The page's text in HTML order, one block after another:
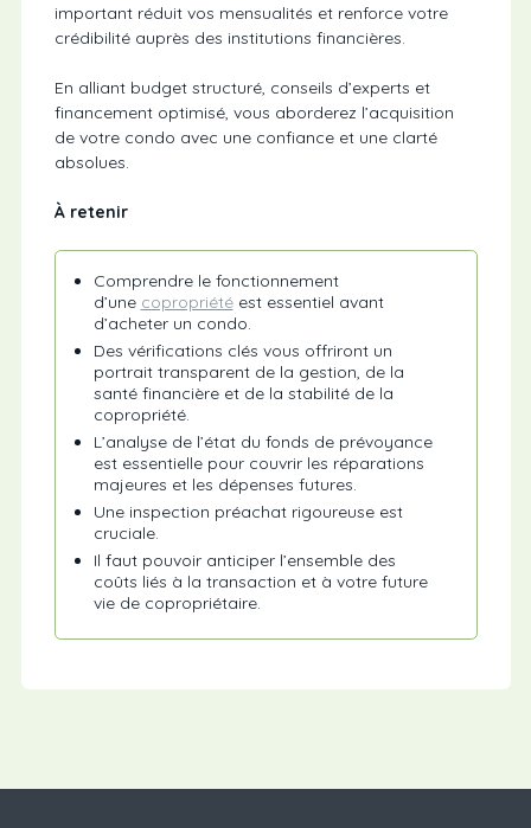
important réduit vos mensualités et renforce votre
crédibilité auprès des institutions financières.
En alliant budget structuré, conseils d’experts et
financement optimisé, vous aborderez l’acquisition
de votre condo avec une confiance et une clarté
absolues.
À retenir
Comprendre le fonctionnement
d’une copropriétéest essentiel avant
d’acheter un condo.
Des vérifications clés vous offriront un
portrait transparent de la gestion, de la
santé financière et de la stabilité de la
copropriété.
L’analyse de l’état du fonds de prévoyance
est essentielle pour couvrir les réparations
majeures et les dépenses futures.
Une inspection préachat rigoureuse est
cruciale.
Il faut pouvoir anticiper l’ensemble des
coûts liés à la transaction et à votre future
vie de copropriétaire.